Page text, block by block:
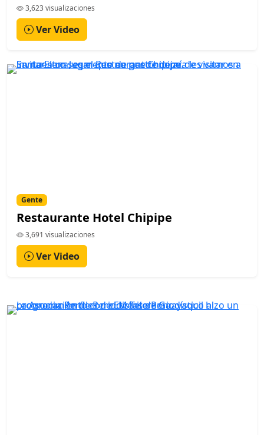
3,623 visualizaciones
Ver Video
Gente
Restaurante Hotel Chipipe
3,691 visualizaciones
Ver Video